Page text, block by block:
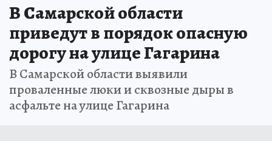
В Самарской области
приведут в порядок опасную
дорогу на улице Гагарина
В Самарской области выявили
проваленные люки и сквозные дыры в
асфальте на улице Гагарина